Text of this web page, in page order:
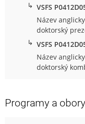
↳ VSFS
Název
doktorský
↳ VSFS
Název
doktorský
Programy a obory